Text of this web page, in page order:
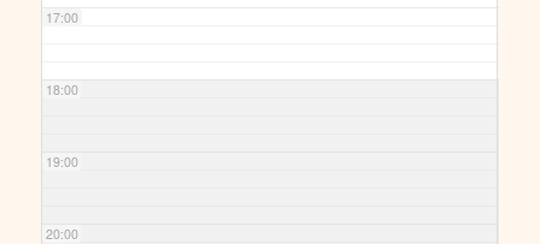
17:00
18:00
19:00
20:00